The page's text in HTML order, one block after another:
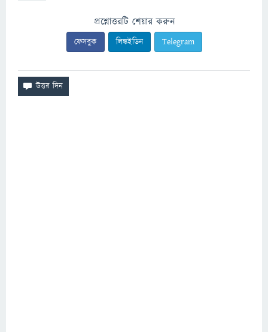
প্রশ্নোত্তরটি শেয়ার করুন
ফেসবুক লিঙ্কইডিন Telegram